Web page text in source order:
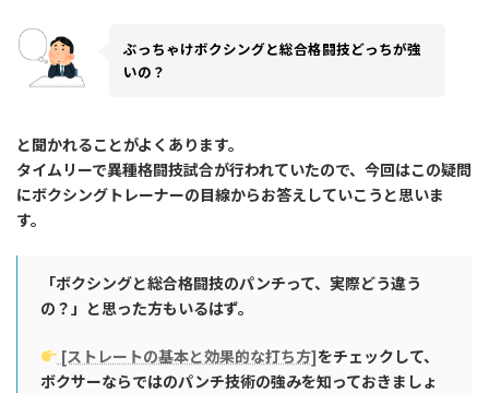
ぶっちゃけボクシングと総合格闘技どっちが強
いの？
と聞かれることがよくあります。
タイムリーで異種格闘技試合が行われていたので、今回はこの疑問
にボクシングトレーナーの目線からお答えしていこうと思いま
す。
「ボクシングと総合格闘技のパンチって、実際どう違う
の？」と思った方もいるはず。
[ストレートの基本と効果的な打ち方]をチェックして、
ボクサーならではのパンチ技術の強みを知っておきましょ